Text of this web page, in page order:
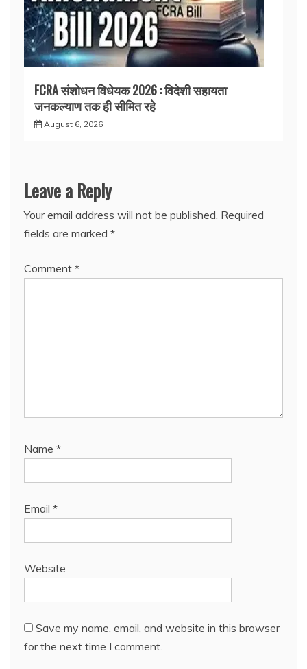
FCRA संशोधन विधेयक 2026 : विदेशी सहायता
जनकल्याण तक ही सीमित रहे
August 6, 2026
Leave a Reply
Your email address will not be published. Required
fields are marked *
Comment *
Name *
Email *
Website
Save my name, email, and website in this browser
for the next time I comment.